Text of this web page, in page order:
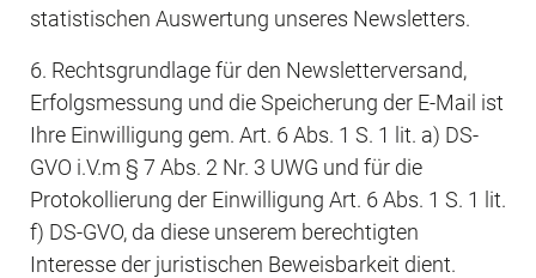
statistischen Auswertung unseres Newsletters.
6. Rechtsgrundlage für den Newsletterversand,
Erfolgsmessung und die Speicherung der E-Mail ist
Ihre Einwilligung gem. Art. 6 Abs. 1 S. 1 lit. a) DS-
GVO i.V.m § 7 Abs. 2 Nr. 3 UWG und für die
Protokollierung der Einwilligung Art. 6 Abs. 1 S. 1 lit.
f) DS-GVO, da diese unserem berechtigten
Interesse der juristischen Beweisbarkeit dient.